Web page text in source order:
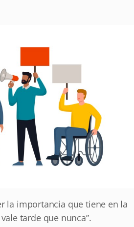
la importancia que tiene en la
tarde que nunca”.